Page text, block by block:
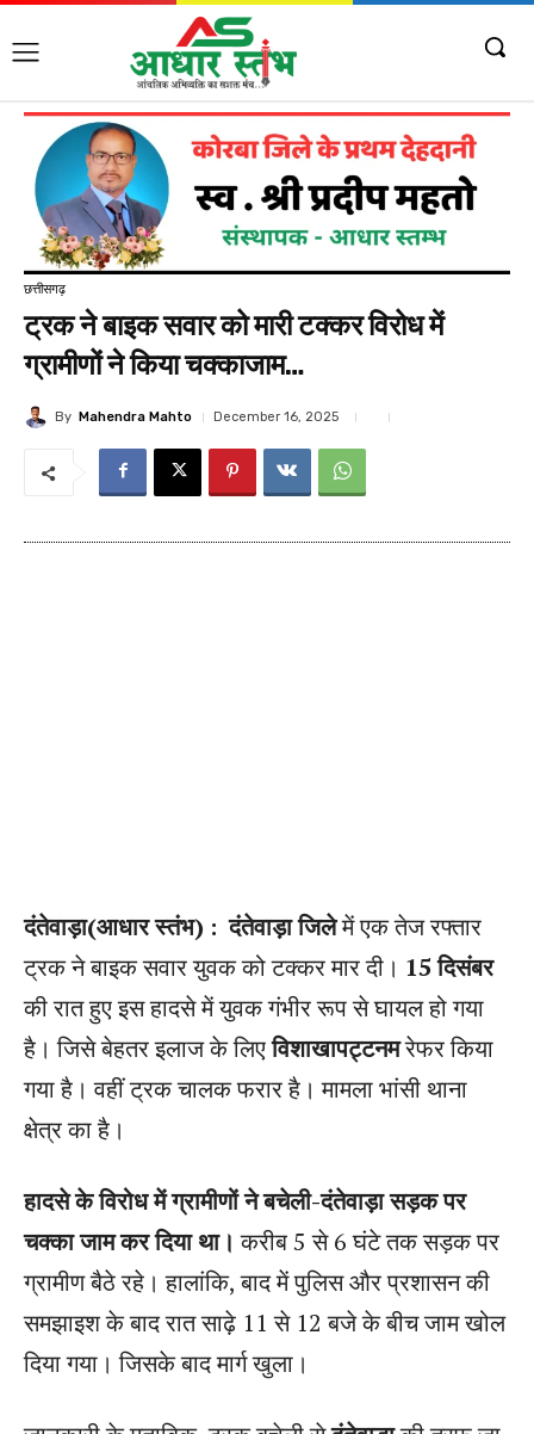
छत्तीसगढ़
ट्रक ने बाइक सवार को मारी टक्कर विरोध में
ग्रामीणों ने किया चक्काजाम…
By Mahendra Mahto December 16, 2025
दंतेवाड़ा(आधार स्तंभ) : दंतेवाड़ा जिलेमें एक तेज रफ्तार
ट्रक ने बाइक सवार युवक को टक्कर मार दी। 15 दिसंबर
की रात हुए इस हादसे में युवक गंभीर रूप से घायल हो गया
है। जिसे बेहतर इलाज के लिएविशाखापट्टनमरेफर किया
गया है। वहीं ट्रक चालक फरार है। मामला भांसी थाना
क्षेत्र का है।
हादसे के विरोध में ग्रामीणों ने बचेली-दंतेवाड़ा सड़क पर
चक्का जाम कर दिया था। करीब 5 से 6 घंटे तक सड़क पर
ग्रामीण बैठे रहे। हालांकि, बाद में पुलिस और प्रशासन की
समझाइश के बाद रात साढ़े 11 से 12 बजे के बीच जाम खोल
दिया गया। जिसके बाद मार्ग खुला।